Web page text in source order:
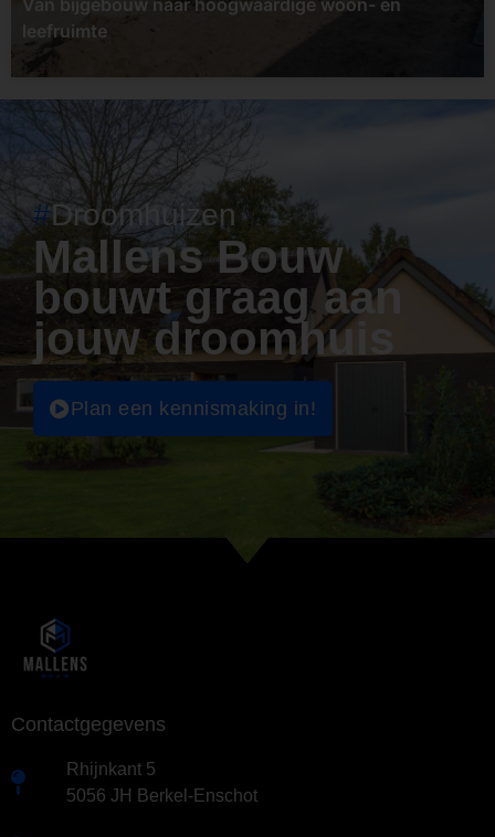
Van bijgebouw naar hoogwaardige woon- en
leefruimte
#Droomhuizen
Mallens Bouw
bouwt graag aan
jouw droomhuis
Plan een kennismaking in!
Contactgegevens
Rhijnkant 5
5056 JH Berkel-Enschot